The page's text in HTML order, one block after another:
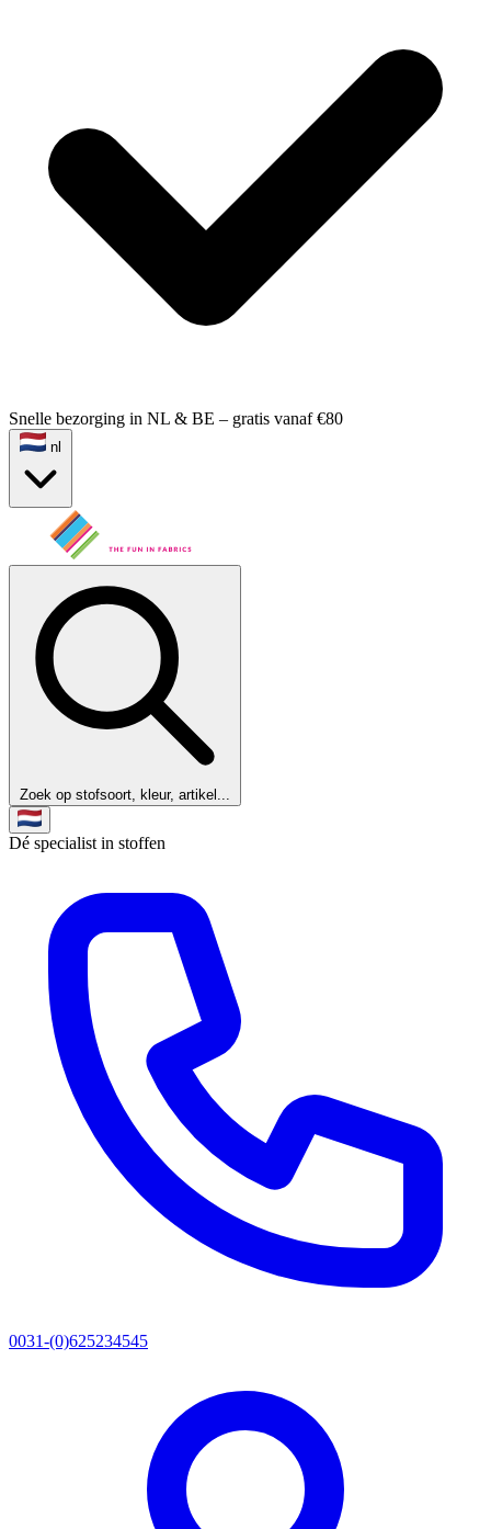
Snelle bezorging in NL & BE – gratis vanaf €80
nl
Zoek op stofsoort, kleur, artikel...
Dé specialist in stoffen
0031-(0)625234545